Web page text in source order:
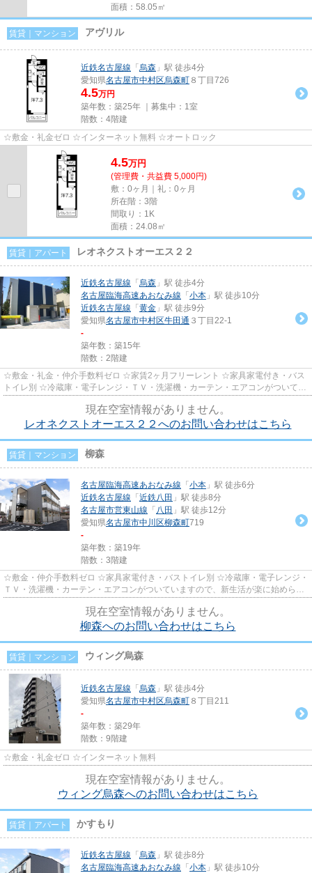
面積：58.05㎡
賃貸｜マンション アヴリル
近鉄名古屋線 「 烏森 」駅 徒歩4分
愛知県名古屋市中村区烏森町 ８丁目726
4.5万円
築年数：築25年 ｜募集中： 1室
階数：4階建
☆敷金・礼金ゼロ ☆インターネット無料 ☆オートロック
4.5万円
(管理費・共益費 5,000円)
敷：0ヶ月｜礼：0ヶ月
所在階：3階
間取り：1K
面積：24.08㎡
賃貸｜アパート レオネクストオーエス２２
近鉄名古屋線 「 烏森 」駅 徒歩4分
名古屋臨海高速あおなみ線 「 小本 」駅 徒歩10分
近鉄名古屋線 「 黄金 」駅 徒歩9分
愛知県名古屋市中村区牛田通 ３丁目22-1
-
築年数：築15年
階数：2階建
☆敷金・礼金・仲介手数料ゼロ ☆家賃2ヶ月フリーレント ☆家具家電付き・バス
トイレ別 ☆冷蔵庫・電子レンジ・ＴＶ・洗濯機・カーテン・エアコンがついてい
現在空室情報がありません。
レオネクストオーエス２２へのお問い合わせはこちら
賃貸｜マンション 柳森
名古屋臨海高速あおなみ線 「 小本 」駅 徒歩6分
近鉄名古屋線 「 近鉄八田 」駅 徒歩8分
名古屋市営東山線 「 八田 」駅 徒歩12分
愛知県名古屋市中川区柳森町719
-
築年数：築19年
階数：3階建
☆敷金・仲介手数料ゼロ ☆家具家電付き・バストイレ別 ☆冷蔵庫・電子レンジ・
ＴＶ・洗濯機・カーテン・エアコンがついていますので、新生活が楽に始められ
現在空室情報がありません。
柳森へのお問い合わせはこちら
賃貸｜マンション ウィング烏森
近鉄名古屋線 「 烏森 」駅 徒歩4分
愛知県名古屋市中村区烏森町 ８丁目211
-
築年数：築29年
階数：9階建
☆敷金・礼金ゼロ ☆インターネット無料
現在空室情報がありません。
ウィング烏森へのお問い合わせはこちら
賃貸｜アパート かすもり
近鉄名古屋線 「 烏森 」駅 徒歩8分
名古屋臨海高速あおなみ線 「 小本 」駅 徒歩10分